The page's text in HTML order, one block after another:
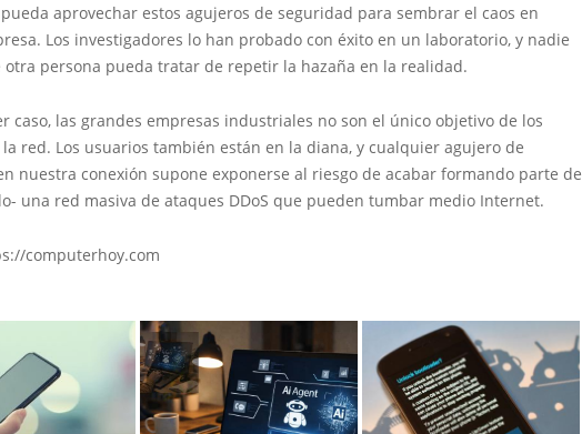
aprovechar estos agujeros de seguridad para sembrar el caos en
Los investigadores lo han probado con éxito en un laboratorio, y nadie
persona pueda tratar de repetir la hazaña en la realidad.
caso, las grandes empresas industriales no son el único objetivo de los
red. Los usuarios también están en la diana, y cualquier agujero de
nuestra conexión supone exponerse al riesgo de acabar formando parte de
una red masiva de ataques DDoS que pueden tumbar medio Internet.
computerhoy.com